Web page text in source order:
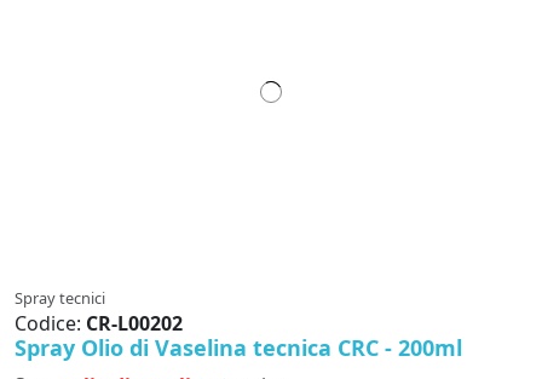
Spray tecnici
Codice: CR-L00202
Spray Olio di Vaselina tecnica CRC - 200ml